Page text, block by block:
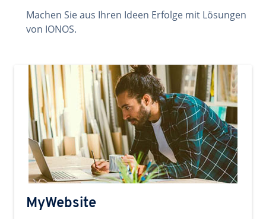
Machen Sie aus Ihren Ideen Erfolge mit Lösungen
von IONOS.
MyWebsite